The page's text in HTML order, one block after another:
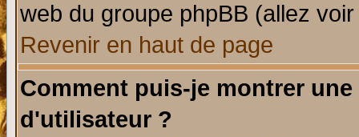
web du groupe phpBB (allez
Revenir en haut de page
Comment puis-je montrer
d'utilisateur ?